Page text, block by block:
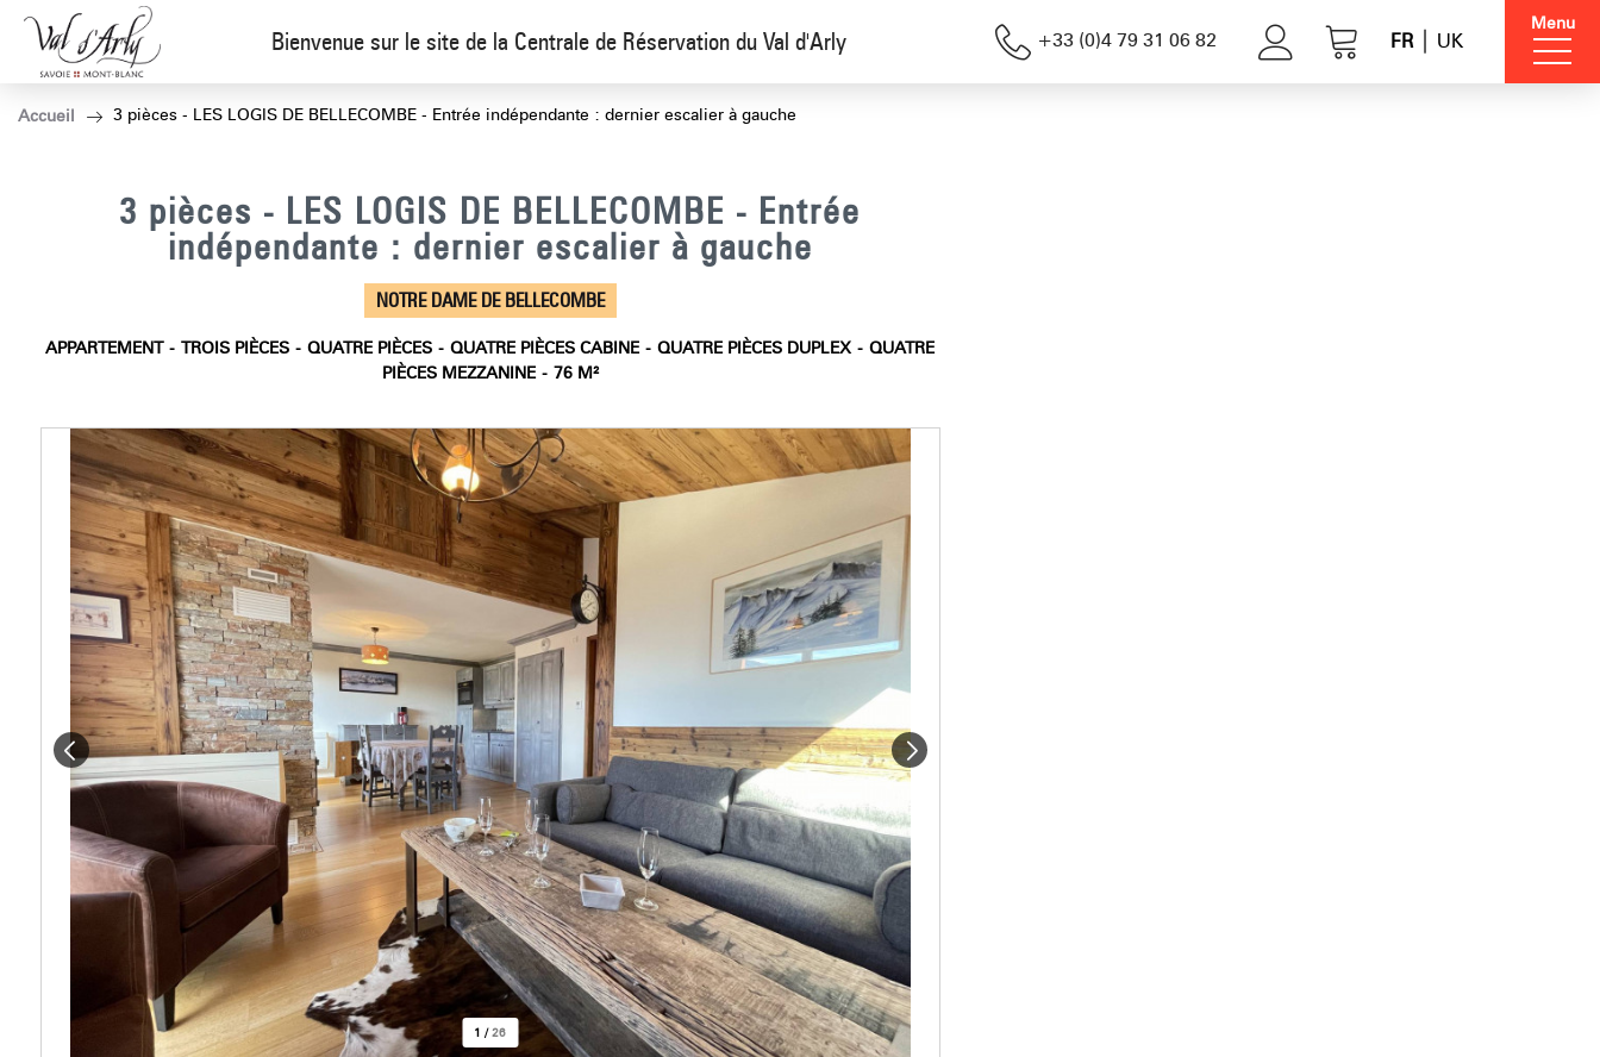
Bienvenue sur le site de la Centrale de Réservation du Val d'Arly +33 (0)4 79 31 06 82 FR UK
Menu
Accueil 3 pièces - LES LOGIS DE BELLECOMBE - Entrée indépendante : dernier escalier à gauche
3 pièces - LES LOGIS DE BELLECOMBE - Entrée
indépendante : dernier escalier à gauche
NOTRE DAME DE BELLECOMBE
APPARTEMENT TROIS PIÈCES QUATRE PIÈCES QUATRE PIÈCES CABINE QUATRE PIÈCES DUPLEX
QUATRE
PIÈCES MEZZANINE
76 M²
1 /26